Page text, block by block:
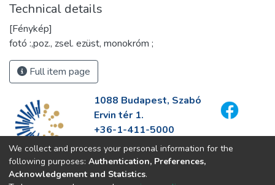
Technical details
[Fénykép]
fotó :,poz., zsel. ezüst, monokróm ;
Full item page
1088 Budapest, Szabó
Ervin tér 1.
+36-1-411-5000
info@fszek.hu
https://fszek.hu
We collect and process your personal information for the
following purposes: Authentication, Preferences,
Acknowledgement and Statistics.